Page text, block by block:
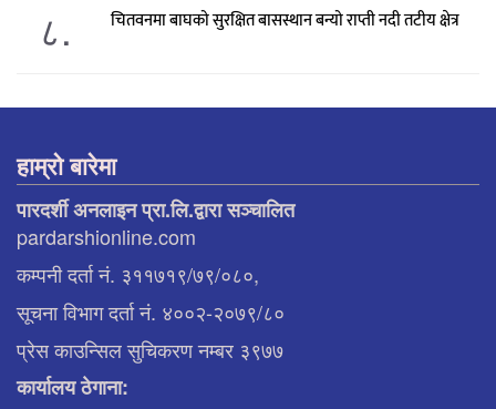
८. चितवनमा बाघको सुरक्षित बासस्थान बन्यो राप्ती नदी तटीय क्षेत्र
हाम्रो बारेमा
पारदर्शी अनलाइन प्रा.लि.द्वारा सञ्चालित
pardarshionline.com
कम्पनी दर्ता नं. ३११७१९/७९/०८०,
सूचना विभाग दर्ता नं. ४००२-२०७९/८०
प्रेस काउन्सिल सुचिकरण नम्बर ३९७७
कार्यालय ठेगाना: